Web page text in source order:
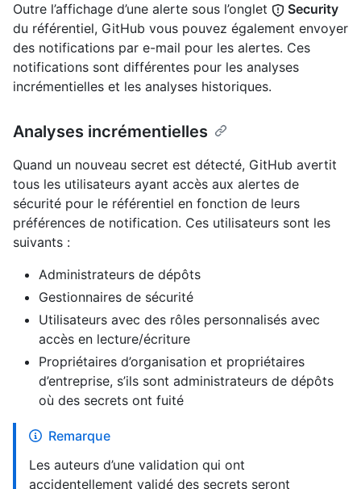
Outre l’affichage d’une alerte sous l’onglet
Security
du référentiel, GitHub vous pouvez également envoyer
des notifications par e-mail pour les alertes. Ces
notifications sont différentes pour les analyses
incrémentielles et les analyses historiques.
Analyses incrémentielles
Quand un nouveau secret est détecté, GitHub avertit
tous les utilisateurs ayant accès aux alertes de
sécurité pour le référentiel en fonction de leurs
préférences de notification. Ces utilisateurs sont les
suivants :
Administrateurs de dépôts
Gestionnaires de sécurité
Utilisateurs avec des rôles personnalisés avec
accès en lecture/écriture
Propriétaires d’organisation et propriétaires
d’entreprise, s’ils sont administrateurs de dépôts
où des secrets ont fuité
Remarque
Les auteurs d’une validation qui ont
accidentellement validé des secrets seront